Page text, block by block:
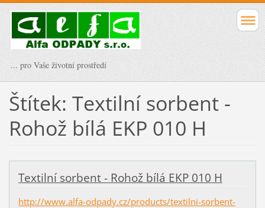
... pro Vaše životní prostředí
Štítek: Textilní sorbent -
Rohož bílá EKP 010 H
Textilní sorbent - Rohož bílá EKP 010 H
http://www.alfa-odpady.cz/products/textilni-sorbent-